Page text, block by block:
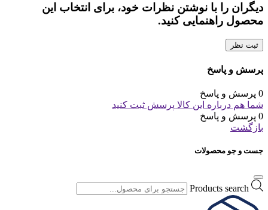
دیگران را با نوشتن نظرات خود، برای انتخاب این
محصول راهنمایی کنید.
ثبت نظر
پرسش و پاسخ
0 پرسش و پاسخ
شما هم درباره این کالا پرسش ثبت کنید
0 پرسش و پاسخ
بازگشت
جست و جو محصولات
Products search